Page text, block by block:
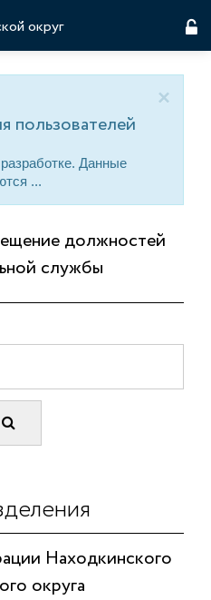
округ
×
пользователей
Данные
...
должностей
службы
Находкинского
округа